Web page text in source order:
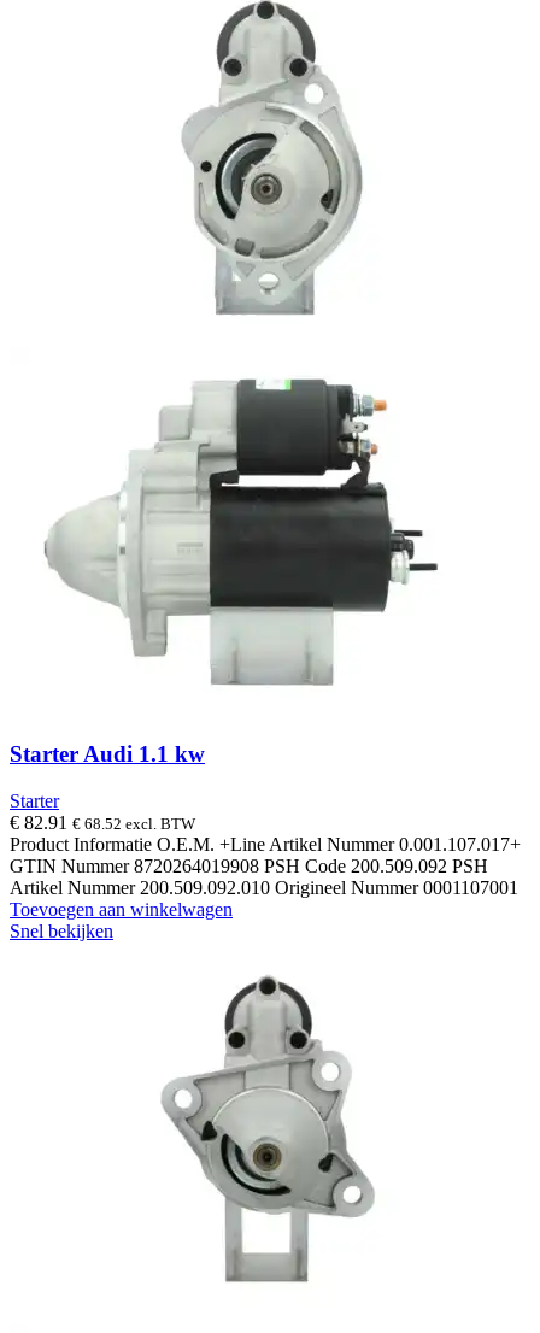
Starter Audi 1.1 kw
Starter
€ 82.91 € 68.52 excl. BTW
Product Informatie O.E.M. +Line Artikel Nummer 0.001.107.017+
GTIN Nummer 8720264019908 PSH Code 200.509.092 PSH
Artikel Nummer 200.509.092.010 Origineel Nummer 0001107001
Toevoegen aan winkelwagen
Snel bekijken